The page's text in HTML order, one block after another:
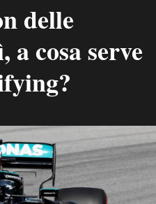
delle
a cosa serve